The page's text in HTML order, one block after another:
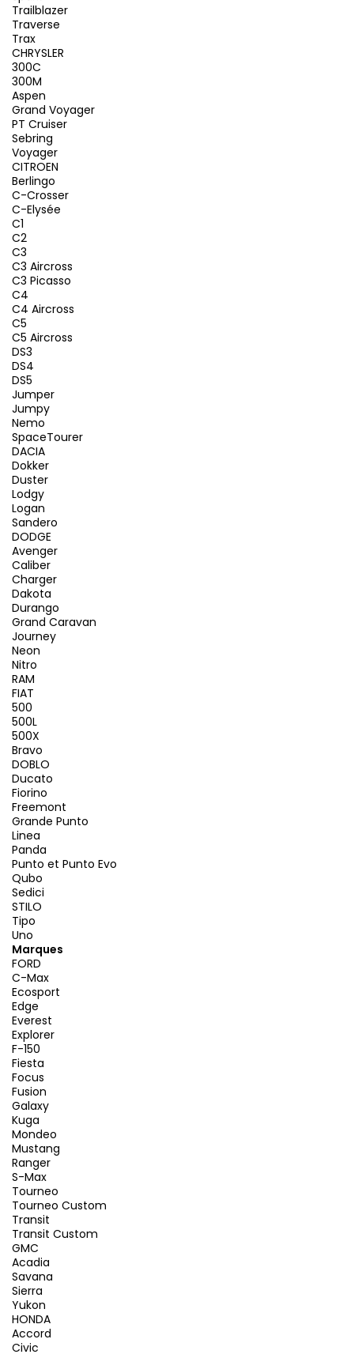
Trailblazer
Traverse
Trax
CHRYSLER
300C
300M
Aspen
Grand Voyager
PT Cruiser
Sebring
Voyager
CITROEN
Berlingo
C-Crosser
C-Elysée
C1
C2
C3
C3 Aircross
C3 Picasso
C4
C4 Aircross
C5
C5 Aircross
DS3
DS4
DS5
Jumper
Jumpy
Nemo
SpaceTourer
DACIA
Dokker
Duster
Lodgy
Logan
Sandero
DODGE
Avenger
Caliber
Charger
Dakota
Durango
Grand Caravan
Journey
Neon
Nitro
RAM
FIAT
500
500L
500X
Bravo
DOBLO
Ducato
Fiorino
Freemont
Grande Punto
Linea
Panda
Punto et Punto Evo
Qubo
Sedici
STILO
Tipo
Uno
Marques
FORD
C-Max
Ecosport
Edge
Everest
Explorer
F-150
Fiesta
Focus
Fusion
Galaxy
Kuga
Mondeo
Mustang
Ranger
S-Max
Tourneo
Tourneo Custom
Transit
Transit Custom
GMC
Acadia
Savana
Sierra
Yukon
HONDA
Accord
Civic